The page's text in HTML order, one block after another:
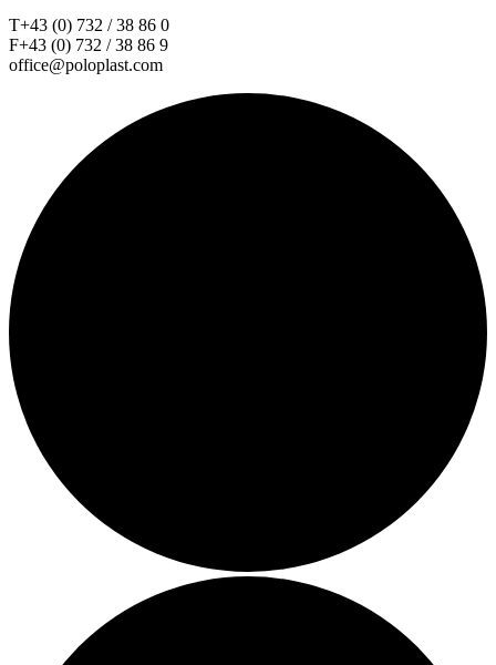
T+43 (0) 732 / 38 86 0
F+43 (0) 732 / 38 86 9
office@poloplast.com